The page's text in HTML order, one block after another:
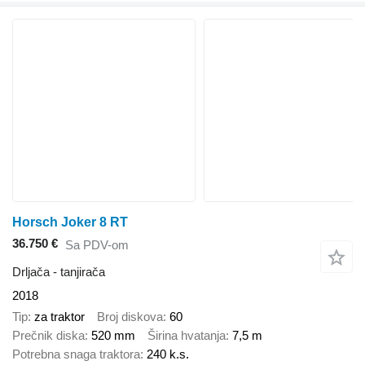
Horsch Joker 8 RT
36.750 € Sa PDV-om
Drljača - tanjirača
2018
Tip za traktor Broj diskova 60
Prečnik diska 520 mm Širina hvatanja 7,5 m
Potrebna snaga traktora 240 k.s.